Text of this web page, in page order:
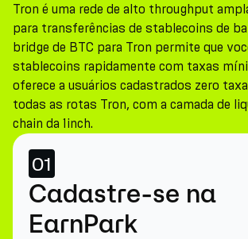
Tron é uma rede de alto throughput
para transferências de stablecoins de
bridge de BTC para Tron permite que
stablecoins rapidamente com taxas
oferece a usuários cadastrados zero
todas as rotas Tron, com a camada de
chain da 1inch.
01
Cadastre-se na
EarnPark